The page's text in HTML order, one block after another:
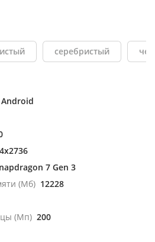
серебристый
Android
7 Gen 3
(Мб) 12228
(Мп) 200